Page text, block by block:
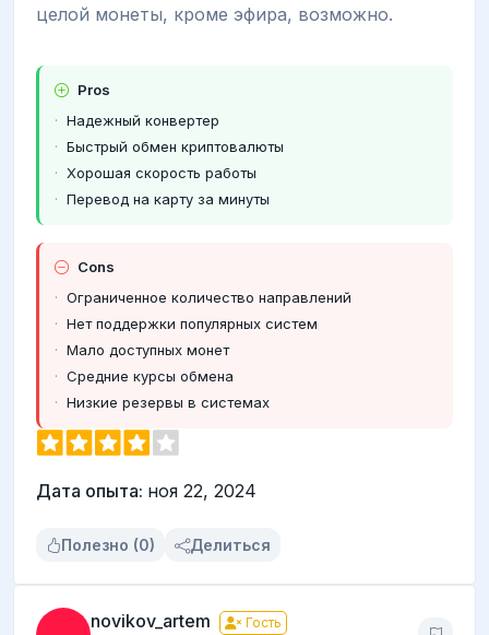
целой монеты, кроме эфира, возможно.
Pros
Надежный конвертер
Быстрый обмен криптовалюты
Хорошая скорость работы
Перевод на карту за минуты
Cons
Ограниченное количество направлений
Нет поддержки популярных систем
Мало доступных монет
Средние курсы обмена
Низкие резервы в системах
Дата опыта: ноя 22, 2024
Полезно (0) Делиться
novikov_artem Гость